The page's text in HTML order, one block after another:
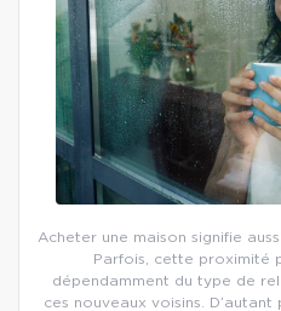
Acheter une maison signifie
Parfois, cette proximité
dépendamment du type de
ces nouveaux voisins. D’autant